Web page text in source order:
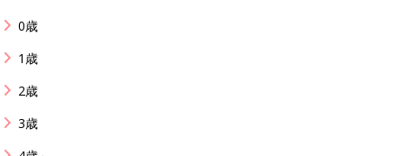
0歳
1歳
2歳
3歳